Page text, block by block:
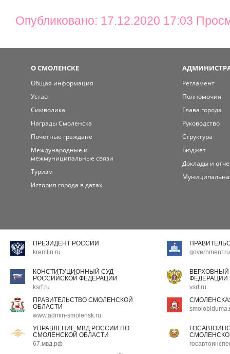
Опубликовано: 17.12.2020 17:03
О СМОЛЕНСКЕ
Общая информация
Устав
Символика
Награды Смоленска
Почётные граждане
Международные и
межмуниципальные связи
Туризм
История города в датах
Регламент
Полномочия
Глава города
Руководство
Структура
Бюджет
Доклады и
ПРЕЗИДЕНТ РОССИИ
kremlin.ru
government.ru
КОНСТИТУЦИОННЫЙ СУД
РОССИЙСКОЙ ФЕДЕРАЦИИ
ksrf.ru
ФЕДЕРАЦИИ
vsrf.ru
ПРАВИТЕЛЬСТВО СМОЛЕНСКОЙ
ОБЛАСТИ
www.admin-smolensk.ru
УПРАВЛЕНИЕ МВД РОССИИ ПО
СМОЛЕНСКОЙ ОБЛАСТИ
67.мвд.рф